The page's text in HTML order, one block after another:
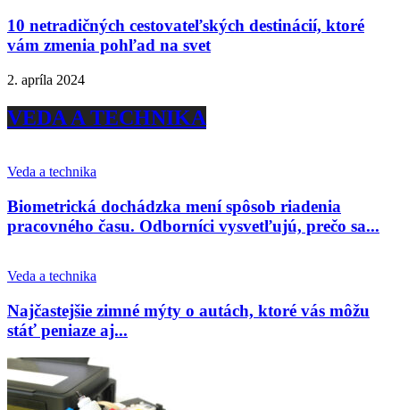
10 netradičných cestovateľských destinácií, ktoré
vám zmenia pohľad na svet
2. apríla 2024
VEDA A TECHNIKA
Veda a technika
Biometrická dochádzka mení spôsob riadenia
pracovného času. Odborníci vysvetľujú, prečo sa...
Veda a technika
Najčastejšie zimné mýty o autách, ktoré vás môžu
stáť peniaze aj...